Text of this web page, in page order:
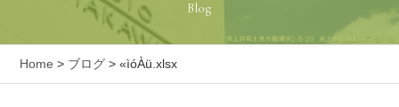
Blog
Home > ブログ > «ìóÀü.xlsx